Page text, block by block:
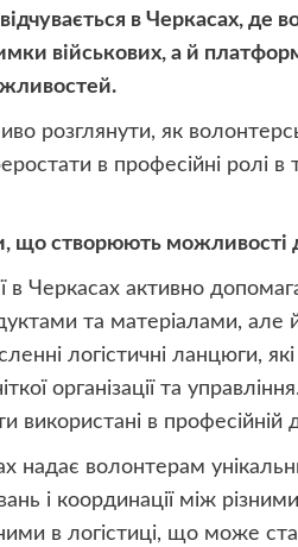
в Черкасах, де
військових, а й
розглянути, як
в професійні ролі в
що створюють можливості
в Черкасах активно
та матеріалами, але
логістичні ланцюги,
організації та
в професійній
надає волонтерам
і координації між
в логістиці, що може